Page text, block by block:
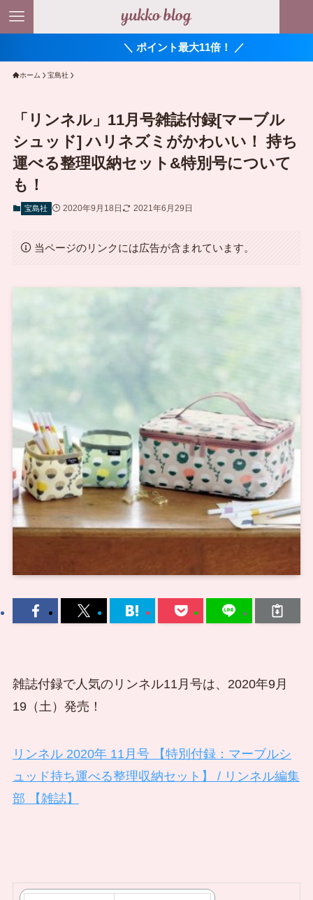
＼ ポイント最大11倍！ ／
ホーム 宝島社
「リンネル」11月号雑誌付録[マーブル
シュッド] ハリネズミがかわいい！ 持ち
運べる整理収納セット&特別号について
も！
宝島社 2020年9月18日 2021年6月29日
当ページのリンクには広告が含まれています。
雑誌付録で人気のリンネル11月号は、2020年9月
19（土）発売！
リンネル 2020年 11月号 【特別付録：マーブルシ
ュッド持ち運べる整理収納セット】 / リンネル編集
部 【雑誌】